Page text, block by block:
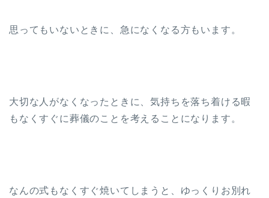
思ってもいないときに、急になくなる方もいます。
大切な人がなくなったときに、気持ちを落ち着ける暇
もなくすぐに葬儀のことを考えることになります。
なんの式もなくすぐ焼いてしまうと、ゆっくりお別れ